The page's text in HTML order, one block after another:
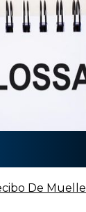
De Muelle